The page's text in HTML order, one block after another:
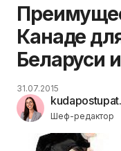
Канаде
Беларуси
Шеф-редактор
31.07.2015